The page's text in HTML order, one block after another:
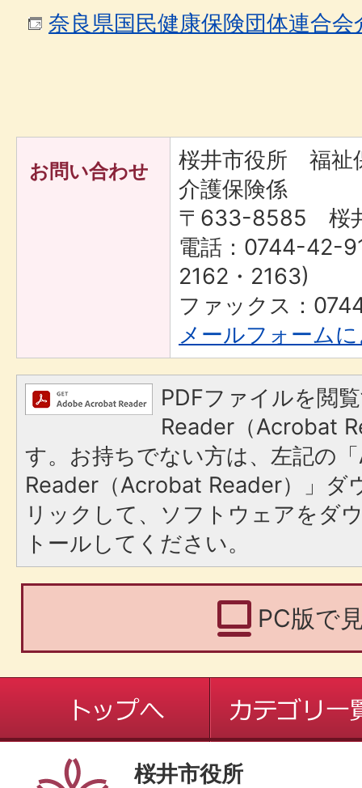
奈良県国民健康保険団体連合
お問い合わせ
桜井市役所 福
介護保険係
〒633-8585 桜
電話：0744-42-
2162・2163)
ファックス：
メールフォーム
PDFファイルを閲
Reader（Acrobat
す。お持ちでない方は、左記の
Reader（Acrobat Reader）」ダ
リックして、ソフトウェアをダ
トールしてください。
PC版で
桜井市役所